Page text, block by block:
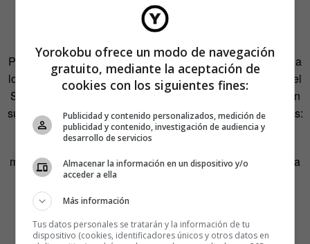
Sin duda todo un alarde de voluptuosidad literaria con el
que el Manco de Lepanto quería demostrar desde el
principio que nos encontrábamos con una obra de altura.
Pero, además, tenía que gustar a lectores más habituados a
los ripios y las repeticiones propias de la poesía popular del
Siglo de Oro. Tal vez por eso Cervantes incluyó también en
su novela esos guiños con la intención de contentar a todos:
«La razón de la sinrazón que a mi razón se hace, de tal
manera mi razón enflaquece, que con razón me quejo de la
vuestra hermosura».
Yorokobu ofrece un modo de navegación
gratuito, mediante la aceptación de
cookies con los siguientes fines:
Publicidad y contenido personalizados, medición de
publicidad y contenido, investigación de audiencia y
desarrollo de servicios
Almacenar la información en un dispositivo y/o
acceder a ella
Más información
Tus datos personales se tratarán y la información de tu
dispositivo (cookies, identificadores únicos y otros datos en